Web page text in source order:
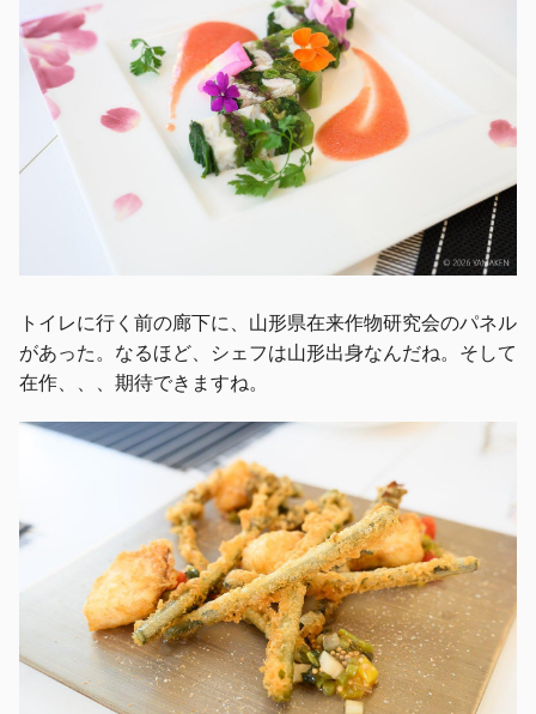
トイレに行く前の廊下に、山形県在来作物研究会のパネル
があった。なるほど、シェフは山形出身なんだね。そして
在作、、、期待できますね。